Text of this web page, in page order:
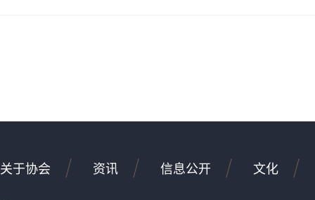
关于协会 资讯 信息公开 文化